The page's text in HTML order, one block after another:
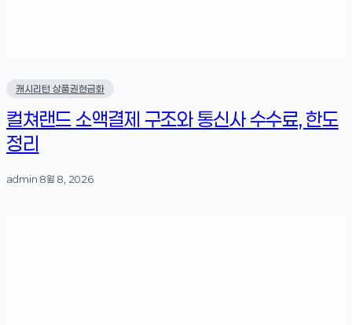
캐시리턴 상품권현금화
컬쳐랜드 소액결제 구조와 통신사 수수료, 한도
정리
admin·8월 8, 2026